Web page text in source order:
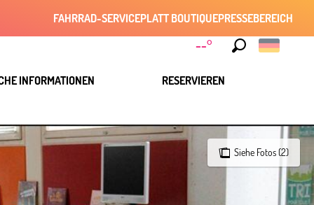
--°
FAHRRAD-SERVICEPLATT BOUTIQUEPRESSEBEREICH
INFORMATIONEN RESERVIEREN
Siehe Fotos (2)